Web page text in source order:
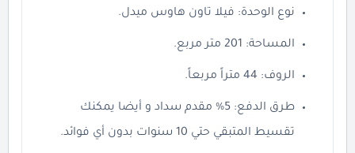
نوع الوحدة: فيلا تاون هاوس ميدل.
المساحة: 201 متر مربع.
الروف: 44 متراً مربعاً.
طرق الدفع: 5% مقدم سداد و أيضا يمكنك
تقسيط المتبقي حتي 10 سنوات بدون أي فوائد.